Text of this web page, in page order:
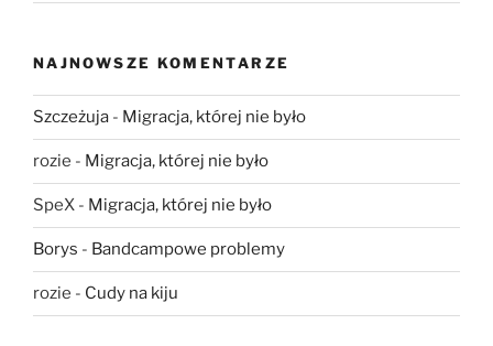
NAJNOWSZE KOMENTARZE
Szczeżuja - Migracja, której nie było
rozie - Migracja, której nie było
SpeX - Migracja, której nie było
Borys - Bandcampowe problemy
rozie - Cudy na kiju